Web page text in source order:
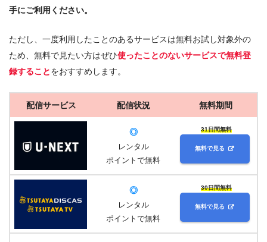
手にご利用ください。
ただし、一度利用したことのあるサービスは無料お試し対象外の
ため、無料で見たい方はぜひ使ったことのないサービスで無料登
録することをおすすめします。
配信サービス 配信状況 無料期間
◎
レンタル
ポイントで無料
31日間無料
無料で見る
◎
レンタル
ポイントで無料
30日間無料
無料で見る